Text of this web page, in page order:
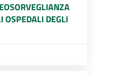
OSPEDALI DEGLI